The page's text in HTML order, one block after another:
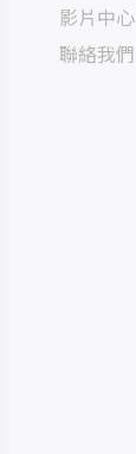
影片中心
聯絡我們